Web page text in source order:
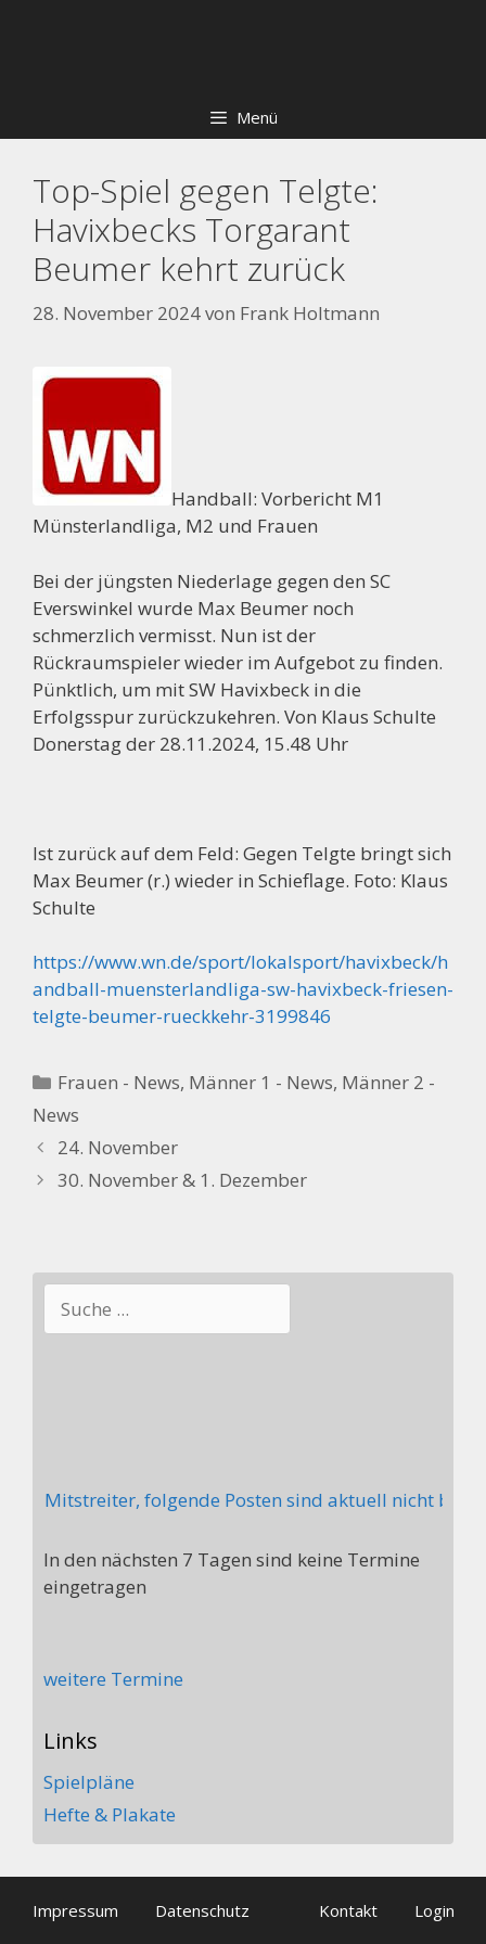
Menü
Top-Spiel gegen Telgte:
Havixbecks Torgarant
Beumer kehrt zurück
28. November 2024von Frank Holtmann
Handball: Vorbericht M1
Münsterlandliga, M2 und Frauen
Bei der jüngsten Niederlage gegen den SC
Everswinkel wurde Max Beumer noch
schmerzlich vermisst. Nun ist der
Rückraumspieler wieder im Aufgebot zu finden.
Pünktlich, um mit SW Havixbeck in die
Erfolgsspur zurückzukehren. Von Klaus Schulte
Donerstag der 28.11.2024, 15.48 Uhr
Ist zurück auf dem Feld: Gegen Telgte bringt sich
Max Beumer (r.) wieder in Schieflage. Foto: Klaus
Schulte
https://www.wn.de/sport/lokalsport/havixbeck/h
andball-muensterlandliga-sw-havixbeck-friesen-
telgte-beumer-rueckkehr-3199846
Kategorien
Frauen - News, Männer 1 - News, Männer 2 -
News
24. November
30. November & 1. Dezember
Mitstreiter, folgende Posten sind aktuell nicht
In den nächsten 7 Tagen sind keine Termine
eingetragen
weitere Termine
Links
Spielpläne
Hefte & Plakate
Impressum Datenschutz Kontakt Login